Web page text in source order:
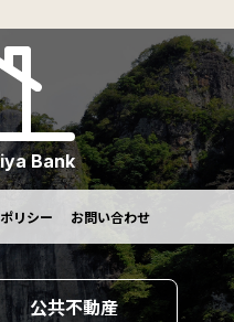
Bank
リシー お問い合わせ
公共不動産